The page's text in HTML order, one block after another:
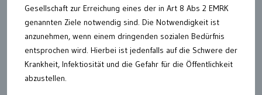
Gesellschaft zur Erreichung eines der in Art 8 Abs 2 EMRK
genannten Ziele notwendig sind. Die Notwendigkeit ist
anzunehmen, wenn einem dringenden sozialen Bedürfnis
entsprochen wird. Hierbei ist jedenfalls auf die Schwere der
Krankheit, Infektiosität und die Gefahr für die Öffentlichkeit
abzustellen.